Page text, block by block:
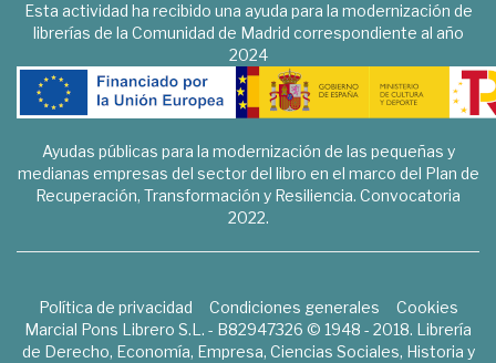
Esta actividad ha recibido una ayuda para la modernización de
librerías de la Comunidad de Madrid correspondiente al año
2024
Ayudas públicas para la modernización de las pequeñas y
medianas empresas del sector del libro en el marco del Plan de
Recuperación, Transformación y Resiliencia. Convocatoria
2022.
Política de privacidad Condiciones generales
Cookies
Marcial Pons Librero S.L. - B82947326 © 1948 - 2018. Librería
de Derecho, Economía, Empresa, Ciencias Sociales, Historia y